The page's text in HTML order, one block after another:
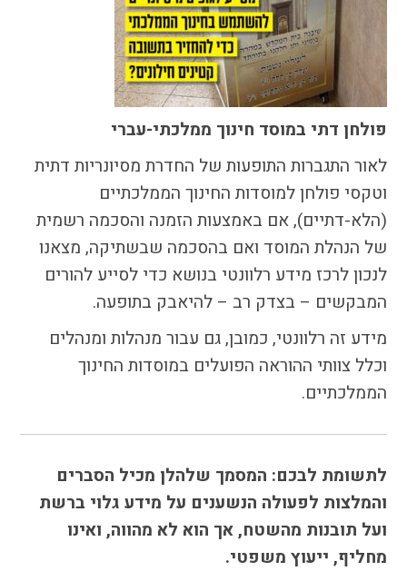
התמודדות עם הדתה
מהי הדתה? ומהי
חילוניות?
כיצד למנוע הדתה?
זיהיתי הדתה, מה
עושים?
המדריך להורה החילוני
המדריך למורה: תרבות
יהודית-ישראלית
כל הכתבות
הרשמה לעדכונים
מן התקשורת
הכשרת הורים
לאקטיביזם בחינוך
התארגנויות הורים –
משמר הורים וקהילות
חינוך חילוניות יישוביות
פולחן דתי במוסד חינוך ממלכתי-עברי
לאור התגברות התופעות של החדרת מסיונריות דתית
וטקסי פולחן למוסדות החינוך הממלכתיים
(הלא-דתיים), אם באמצעות הזמנה והסכמה רשמית
של הנהלת המוסד ואם בהסכמה שבשתיקה, מצאנו
לנכון לרכז מידע רלוונטי בנושא כדי לסייע להורים
המבקשים – בצדק רב – להיאבק בתופעה.
מידע זה רלוונטי, כמובן, גם עבור מנהלות ומנהלים
וכלל צוותי ההוראה הפועלים במוסדות החינוך
הממלכתיים.
לתשומת לבכם: המסמך שלהלן מכיל הסברים
והמלצות לפעולה הנשענים על מידע גלוי ברשת
ועל תובנות מהשטח, אך הוא לא מהווה, ואינו
מחליף, ייעוץ משפטי.